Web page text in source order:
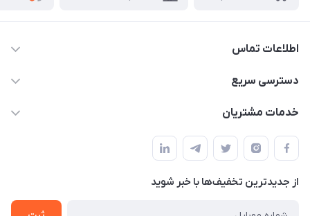
اطلاعات تماس
09165044753
دسترسی سریع
حساب کاربری
لیست محصولات
درباره ما
خدمات مشتریان
قوانین و مقررات
حریم خصوصی
راهنما
از جدید‌ترین تخفیف‌ها با‌ خبر شوید